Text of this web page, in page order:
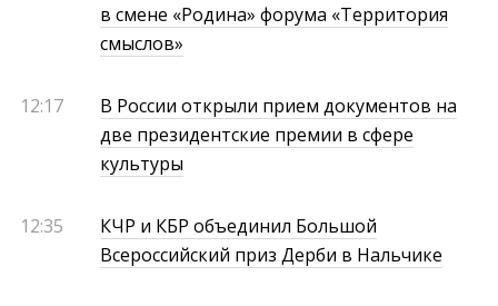
в смене «Родина» форума «Территория
смыслов»
12:17
В России открыли прием документов на
две президентские премии в сфере
культуры
12:35
КЧР и КБР объединил Большой
Всероссийский приз Дерби в Нальчике